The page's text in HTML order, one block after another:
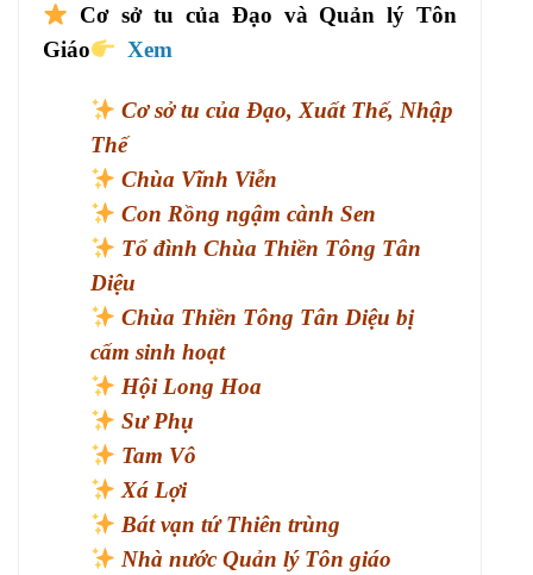
Cơ sở tu của Đạo và Quản lý Tôn
Giáo
Xem
Cơ sở tu của Đạo, Xuất Thế, Nhập
Thế
Chùa Vĩnh Viễn
Con Rồng ngậm cành Sen
Tổ đình Chùa Thiền Tông Tân
Diệu
Chùa Thiền Tông Tân Diệu bị
cấm sinh hoạt
Hội Long Hoa
Sư Phụ
Tam Vô
Xá Lợi
Bát vạn tứ Thiên trùng
Nhà nước Quản lý Tôn giáo